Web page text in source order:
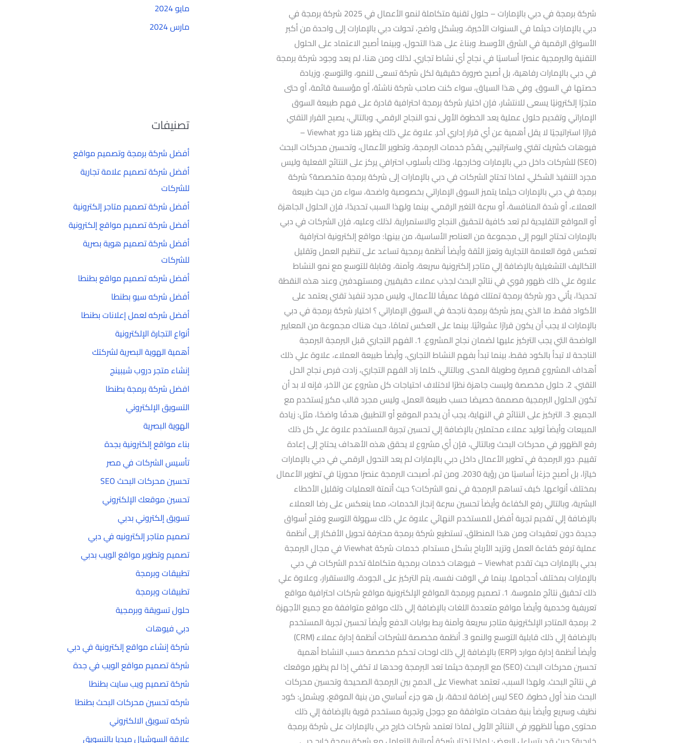
شركة برمجة في دبي بالإمارات – حلول تقنية متكاملة لنمو الأعمال في 2025 شركة برمجة في
دبي بالإمارات حيثما في السنوات الأخيرة، وبشكل واضح، تحولت دبي بالإمارات إلى واحدة من أكبر
الأسواق الرقمية في الشرق الأوسط. وبناءً على هذا التحول، وبينما أصبح الاعتماد على الحلول
التقنية والبرمجية عنصرًا أساسيًا في نجاح أي نشاط تجاري. لذلك ومن هنا، لم يعد وجود شركة برمجة
في دبي بالإمارات رفاهية، بل أصبح ضرورة حقيقية لكل شركة تسعى للنمو، والتوسع، وزيادة
حصتها في السوق. وفي هذا السياق، سواء كنت صاحب شركة ناشئة، أو مؤسسة قائمة، أو حتى
متجرًا إلكترونيًا يسعى للانتشار، فإن اختيار شركة برمجة احترافية قادرة على فهم طبيعة السوق
الإماراتي وتقديم حلول عملية يعد الخطوة الأولى نحو النجاح الرقمي. وبالتالي، يصبح القرار التقني
قرارًا استراتيجيًا لا يقل أهمية عن أي قرار إداري آخر. علاوة علي ذلك يظهر هنا دور Viewhat –
فيوهات كشريك تقني واستراتيجي يقدّم خدمات البرمجة، وتطوير الأعمال، وتحسين محركات البحث
(SEO) للشركات داخل دبي بالإمارات وخارجها، وذلك بأسلوب احترافي يركز على النتائج الفعلية وليس
مجرد التنفيذ الشكلي. لماذا تحتاج الشركات في دبي بالإمارات إلى شركة برمجة متخصصة؟ شركة
برمجة في دبي بالإمارات حيثما يتميز السوق الإماراتي بخصوصية واضحة، سواء من حيث طبيعة
العملاء، أو شدة المنافسة، أو سرعة التغير الرقمي. بينما ولهذا السبب تحديدًا، فإن الحلول الجاهزة
أو المواقع التقليدية لم تعد كافية لتحقيق النجاح والاستمرارية. لذلك وعليه، فإن الشركات في دبي
بالإمارات تحتاج اليوم إلى مجموعة من العناصر الأساسية، من بينها: مواقع إلكترونية احترافية
تعكس قوة العلامة التجارية وتعزز الثقة وأيضاً أنظمة برمجية تساعد على تنظيم العمل وتقليل
التكاليف التشغيلية بالإضافة إلي متاجر إلكترونية سريعة، وآمنة، وقابلة للتوسع مع نمو النشاط
علاوة علي ذلك ظهور قوي في نتائج البحث لجذب عملاء حقيقيين ومستهدفين وعند هذه النقطة
تحديدًا، يأتي دور شركة برمجة تمتلك فهمًا عميقًا للأعمال، وليس مجرد تنفيذ تقني يعتمد على
الأكواد فقط. ما الذي يميز شركة برمجة ناجحة في السوق الإماراتي ؟ اختيار شركة برمجة في دبي
بالإمارات لا يجب أن يكون قرارًا عشوائيًا. بينما على العكس تمامًا، حيث هناك مجموعة من المعايير
الواضحة التي يجب التركيز عليها لضمان نجاح المشروع. 1. الفهم التجاري قبل البرمجة البرمجة
الناجحة لا تبدأ بالكود فقط، بينما تبدأ بفهم النشاط التجاري، وأيضاً طبيعة العملاء، علاوة علي ذلك
أهداف المشروع قصيرة وطويلة المدى. وبالتالي، كلما زاد الفهم التجاري، زادت فرص نجاح الحل
التقني. 2. حلول مخصصة وليست جاهزة نظرًا لاختلاف احتياجات كل مشروع عن الآخر، فإنه لا بد أن
تكون الحلول البرمجية مصممة خصيصًا حسب طبيعة العمل، وليس مجرد قالب مكرر يُستخدم مع
الجميع. 3. التركيز على النتائج في النهاية، يجب أن يخدم الموقع أو التطبيق هدفًا واضحًا، مثل: زيادة
المبيعات وأيضاً توليد عملاء محتملين بالإضافة إلي تحسين تجربة المستخدم علاوة علي كل ذلك
رفع الظهور في محركات البحث وبالتالي، فإن أي مشروع لا يحقق هذه الأهداف يحتاج إلى إعادة
تقييم. دور البرمجة في تطوير الأعمال داخل دبي بالإمارات لم يعد التحول الرقمي في دبي بالإمارات
خيارًا، بل أصبح جزءًا أساسيًا من رؤية 2030. ومن ثم، أصبحت البرمجة عنصرًا محوريًا في تطوير الأعمال
بمختلف أنواعها. كيف تساهم البرمجة في نمو الشركات؟ حيث أتمتة العمليات وتقليل الأخطاء
البشرية، وبالتالي رفع الكفاءة وأيضاً تحسين سرعة إنجاز الخدمات، مما ينعكس على رضا العملاء
بالإضافة إلي تقديم تجربة أفضل للمستخدم النهائي علاوة علي ذلك سهولة التوسع وفتح أسواق
جديدة دون تعقيدات ومن هذا المنطلق، تستطيع شركة برمجة محترفة تحويل الأفكار إلى أنظمة
عملية ترفع كفاءة العمل وتزيد الأرباح بشكل مستدام. خدمات شركة Viewhat في مجال البرمجة
بدبي بالإمارات حيث تقدم Viewhat – فيوهات خدمات برمجية متكاملة تخدم الشركات في دبي
بالإمارات بمختلف أحجامها. بينما في الوقت نفسه، يتم التركيز على الجودة، والاستقرار، وعلاوة علي
ذلك تحقيق نتائج ملموسة. 1. تصميم وبرمجة المواقع الإلكترونية مواقع شركات احترافية مواقع
تعريفية وخدمية وأيضاً مواقع متعددة اللغات بالإضافة إلي ذلك مواقع متوافقة مع جميع الأجهزة
2. برمجة المتاجر الإلكترونية متاجر سريعة وآمنة ربط بوابات الدفع وأيضاً تحسين تجربة المستخدم
بالإضافة إلي ذلك قابلية التوسع والنمو 3. أنظمة مخصصة للشركات أنظمة إدارة عملاء (CRM)
وأيضاً أنظمة إدارة موارد (ERP) بالإضافة إلي ذلك لوحات تحكم مخصصة حسب النشاط أهمية
تحسين محركات البحث (SEO) مع البرمجة حيثما تعد البرمجة وحدها لا تكفي إذا لم يظهر موقعك
في نتائج البحث. ولهذا السبب، تعتمد Viewhat على الدمج بين البرمجة الصحيحة وتحسين محركات
البحث منذ أول خطوة. SEO ليس إضافة لاحقة، بل هو جزء أساسي من بنية الموقع، ويشمل: كود
نظيف وسريع وأيضاً بنية صفحات متوافقة مع جوجل وتجربة مستخدم قوية بالإضافة إلي ذلك
محتوى مهيأ للظهور في النتائج الأولى لماذا تعتمد شركات خارج دبي بالإمارات على شركة برمجة
مايو 2024
مارس 2024
تصنيفات
أفضل شركة برمجة وتصميم مواقع
أفضل شركة تصميم علامة تجارية
للشركات
أفضل شركة تصميم متاجر إلكترونية
أفضل شركة تصميم مواقع إلكترونية
أفضل شركة تصميم هوية بصرية
للشركات
أفضل شركه تصميم مواقع بطنطا
أفضل شركه سيو بطنطا
أفضل شركه لعمل إعلانات بطنطا
أنواع التجارة الإلكترونية
أهمية الهوية البصرية لشركتك
إنشاء متجر دروب شيبينج
افضل شركة برمجة بطنطا
التسويق الإلكتروني
الهوية البصرية
بناء مواقع إلكترونية بجدة
تأسيس الشركات في مصر
تحسين محركات البحث SEO
تحسين موقعك الإلكتروني
تسويق إلكتروني بدبي
تصميم متاجر إلكترونيه في دبي
تصميم وتطوير مواقع الويب بدبي
تطبيقات وبرمجة
تطبيقات وبرمجة
حلول تسويقة وبرمجية
دبي فيوهات
شركة إنشاء مواقع إلكترونية في دبي
شركة تصميم مواقع الويب في جدة
شركة تصميم ويب سايت بطنطا
شركه تحسين محركات البحث بطنطا
شركه تسويق الالكتروني
علاقة السوشيال ميديا بالتسويق